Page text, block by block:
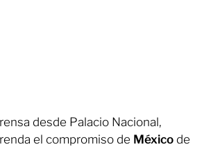
desde Palacio Nacional,
el compromiso de México de